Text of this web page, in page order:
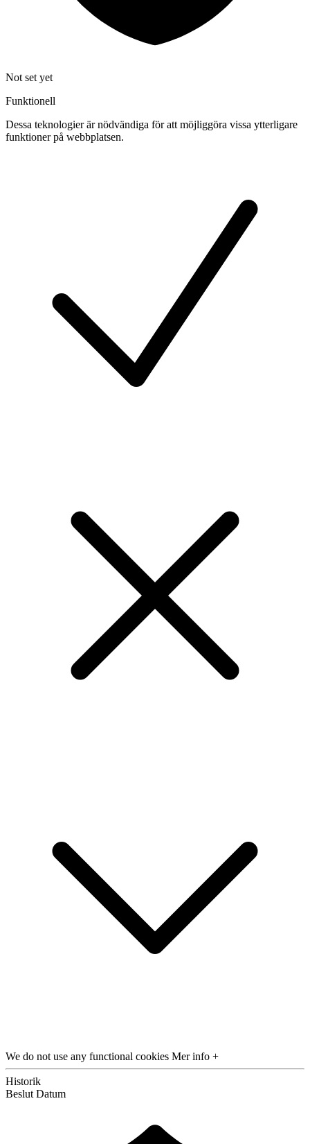
Not set yet
Funktionell
Dessa teknologier är nödvändiga för att möjliggöra vissa ytterligare
funktioner på webbplatsen.
We do not use any functional cookies Mer info +
Historik
Beslut Datum